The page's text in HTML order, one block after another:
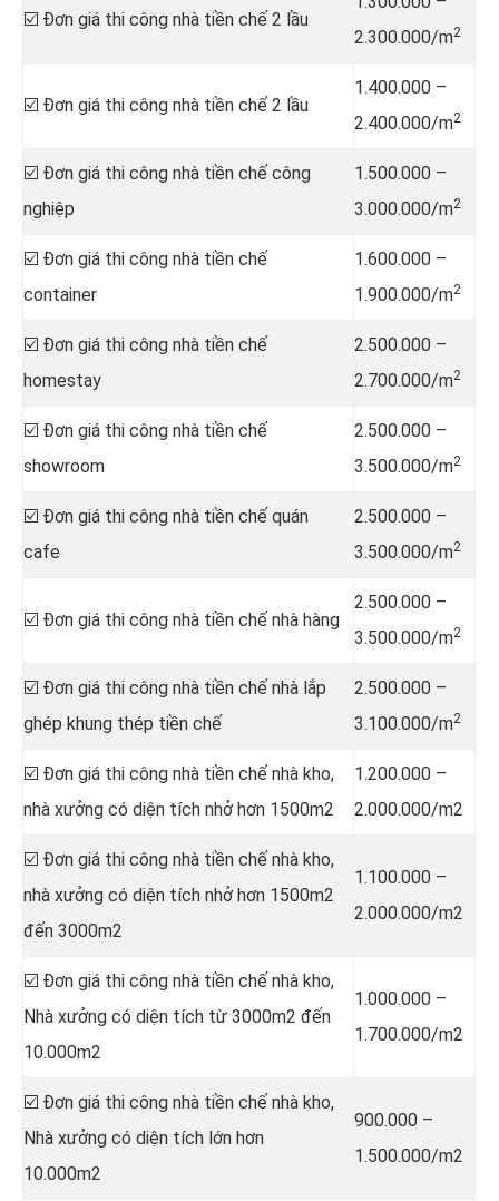
☑️ Đơn giá thi công nhà tiền chế 2 lầu
2.300.000/m2
☑️ Đơn giá thi công nhà tiền chế 2 lầu
1.400.000 –
2.400.000/m2
☑️ Đơn giá thi công nhà tiền chế công
nghiệp
1.500.000 –
3.000.000/m2
☑️ Đơn giá thi công nhà tiền chế
container
1.600.000 –
1.900.000/m2
☑️ Đơn giá thi công nhà tiền chế
homestay
2.500.000 –
2.700.000/m2
☑️ Đơn giá thi công nhà tiền chế
showroom
2.500.000 –
3.500.000/m2
☑️ Đơn giá thi công nhà tiền chế quán
cafe
2.500.000 –
3.500.000/m2
☑️ Đơn giá thi công nhà tiền chế nhà hàng
2.500.000 –
3.500.000/m2
☑️ Đơn giá thi công nhà tiền chế nhà lắp
ghép khung thép tiền chế
2.500.000 –
3.100.000/m2
☑️ Đơn giá thi công nhà tiền chế nhà kho,
nhà xưởng có diện tích nhở hơn 1500m2
1.200.000 –
2.000.000/m2
☑️ Đơn giá thi công nhà tiền chế nhà kho,
nhà xưởng có diện tích nhở hơn 1500m2
đến 3000m2
1.100.000 –
2.000.000/m2
☑️ Đơn giá thi công nhà tiền chế nhà kho,
Nhà xưởng có diện tích từ 3000m2 đến
10.000m2
1.000.000 –
1.700.000/m2
☑️ Đơn giá thi công nhà tiền chế nhà kho,
Nhà xưởng có diện tích lớn hơn
10.000m2
900.000 –
1.500.000/m2